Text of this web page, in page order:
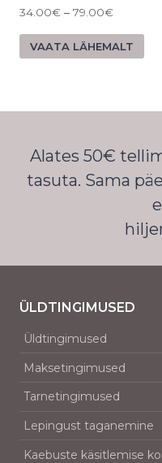
34.00€ – 79.00€
VAATA LÄHEMALT
Alates 50€
tasuta. Sama
ÜLDTINGIMUSED
Üldtingimused
Maksetingimused
Tarnetingimused
Lepingust taganemine
Kaebuste käsitlemise